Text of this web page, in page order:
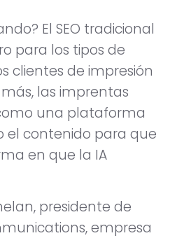
El SEO tradicional
para los tipos de
clientes de impresión
las imprentas
una plataforma
el contenido para que
en que la IA
presidente de
empresa